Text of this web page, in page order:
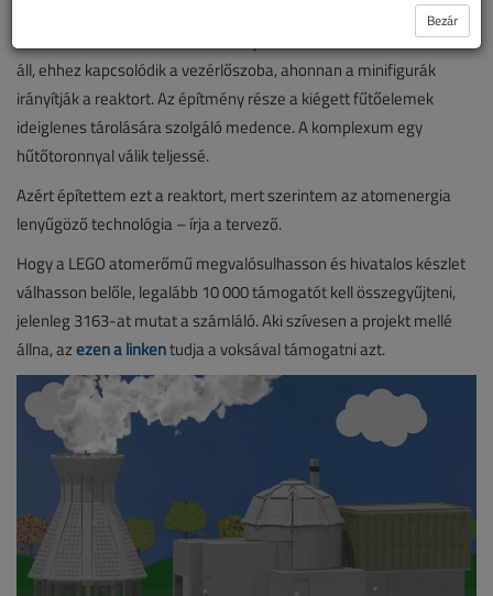
Az atomerőmű-készlet a reaktorépületből és a turbinacsarnokból
áll, ehhez kapcsolódik a vezérlőszoba, ahonnan a minifigurák
irányítják a reaktort. Az építmény része a kiégett fűtőelemek
ideiglenes tárolására szolgáló medence. A komplexum egy
hűtőtoronnyal válik teljessé.
Azért építettem ezt a reaktort, mert szerintem az atomenergia
lenyűgöző technológia – írja a tervező.
Hogy a LEGO atomerőmű megvalósulhasson és hivatalos készlet
válhasson belőle, legalább 10 000 támogatót kell összegyűjteni,
jelenleg 3163-at mutat a számláló. Aki szívesen a projekt mellé
állna, azezen a linkentudja a voksával támogatni azt.
Bezár